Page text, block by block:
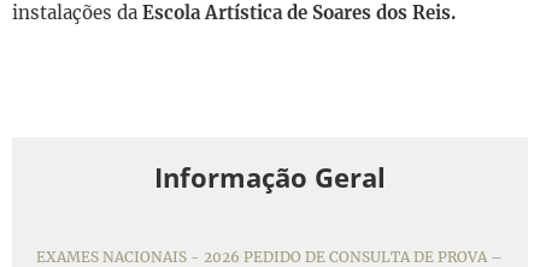
instalações da Escola Artística de Soares dos Reis.
Informação Geral
EXAMES NACIONAIS - 2026 PEDIDO DE CONSULTA DE PROVA –